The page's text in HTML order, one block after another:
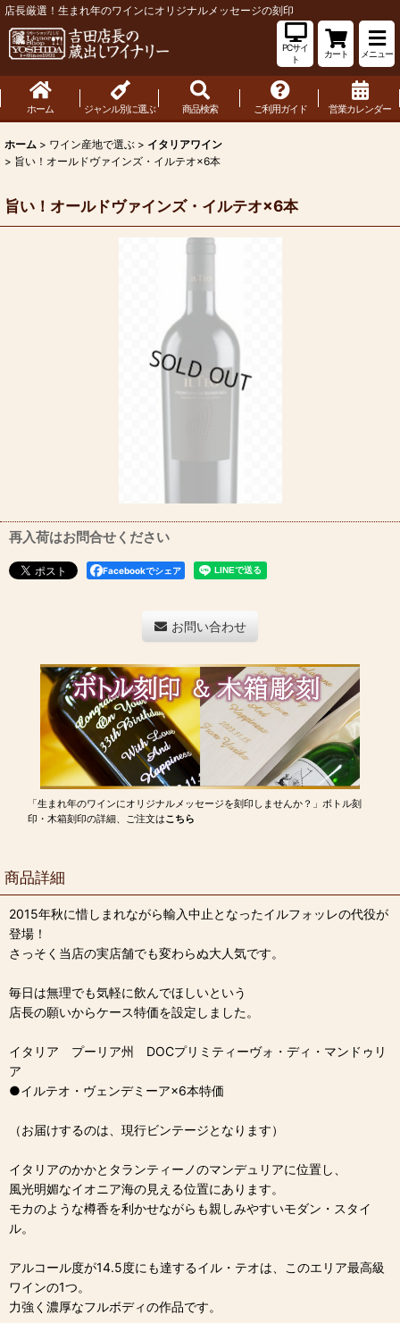
店長厳選！生まれ年のワインにオリジナルメッセージの刻印
PCサイ
ト
カート メニュー
ホーム ジャンル別に選ぶ 商品検索 ご利用ガイド 営業カレンダー
ホーム > ワイン産地で選ぶ > イタリアワイン
> 旨い！オールドヴァインズ・イルテオ×6本
旨い！オールドヴァインズ・イルテオ×6本
再入荷はお問合せください
Facebookでシェア
お問い合わせ
「生まれ年のワインにオリジナルメッセージを刻印しませんか？」ボトル刻
印・木箱刻印の詳細、ご注文はこちら
商品詳細
2015年秋に惜しまれながら輸入中止となったイルフォッレの代役が
登場！
さっそく当店の実店舗でも変わらぬ大人気です。
毎日は無理でも気軽に飲んでほしいという
店長の願いからケース特価を設定しました。
イタリア プーリア州 DOCプリミティーヴォ・ディ・マンドゥリ
ア
●イルテオ・ヴェンデミーア×6本特価
（お届けするのは、現行ビンテージとなります）
イタリアのかかとタランティーノのマンデュリアに位置し、
風光明媚なイオニア海の見える位置にあります。
モカのような樽香を利かせながらも親しみやすいモダン・スタイ
ル。
アルコール度が14.5度にも達するイル・テオは、このエリア最高級
ワインの1つ。
力強く濃厚なフルボディの作品です。